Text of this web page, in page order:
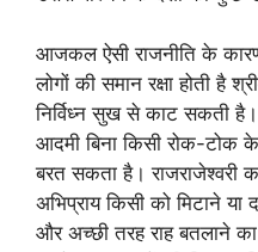
आजकल ऐसी राजनीति के
लोगों की समान रक्षा होती है
निर्विध्न सुख से काट सकती
आदमी बिना किसी रोक-टोक
बरत सकता है। राजराजेश्वरी
अभिप्राय किसी को मिटाने या
और अच्छी तरह राह बतलाने